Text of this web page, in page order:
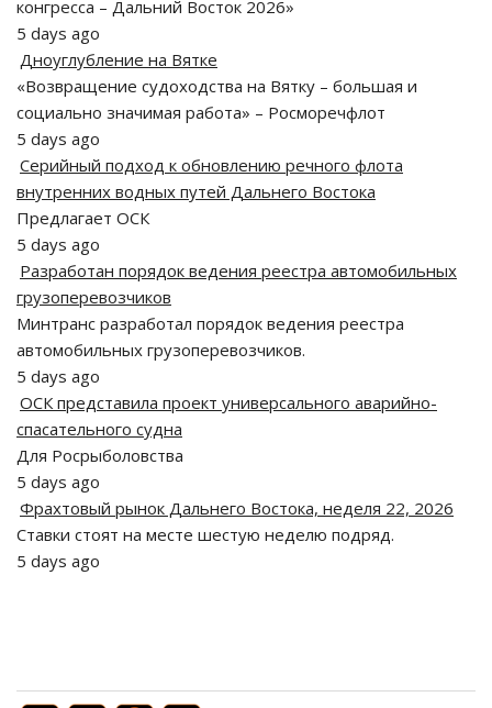
конгресса – Дальний Восток 2026»
5 days ago
Дноуглубление на Вятке
«Возвращение судоходства на Вятку – большая и
социально значимая работа» – Росморечфлот
5 days ago
Серийный подход к обновлению речного флота
внутренних водных путей Дальнего Востока
Предлагает ОСК
5 days ago
Разработан порядок ведения реестра автомобильных
грузоперевозчиков
Минтранс разработал порядок ведения реестра
автомобильных грузоперевозчиков.
5 days ago
ОСК представила проект универсального аварийно-
спасательного судна
Для Росрыболовства
5 days ago
Фрахтовый рынок Дальнего Востока, неделя 22, 2026
Ставки стоят на месте шестую неделю подряд.
5 days ago